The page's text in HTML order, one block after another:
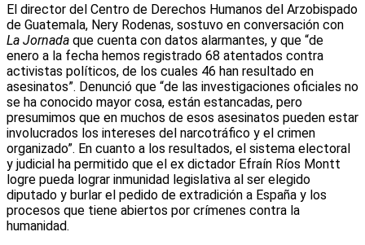
El director del Centro de Derechos Humanos del Arzobispado
de Guatemala, Nery Rodenas, sostuvo en conversación con
La Jornada que cuenta con datos alarmantes, y que “de
enero a la fecha hemos registrado 68 atentados contra
activistas políticos, de los cuales 46 han resultado en
asesinatos”. Denunció que “de las investigaciones oficiales no
se ha conocido mayor cosa, están estancadas, pero
presumimos que en muchos de esos asesinatos pueden estar
involucrados los intereses del narcotráfico y el crimen
organizado”. En cuanto a los resultados, el sistema electoral
y judicial ha permitido que el ex dictador Efraín Ríos Montt
logre pueda lograr inmunidad legislativa al ser elegido
diputado y burlar el pedido de extradición a España y los
procesos que tiene abiertos por crímenes contra la
humanidad.